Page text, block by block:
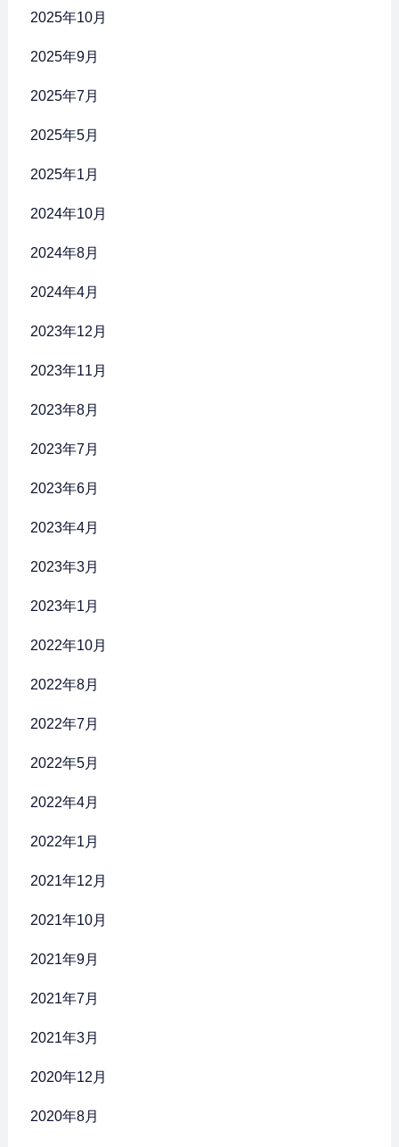
2025年10月
2025年9月
2025年7月
2025年5月
2025年1月
2024年10月
2024年8月
2024年4月
2023年12月
2023年11月
2023年8月
2023年7月
2023年6月
2023年4月
2023年3月
2023年1月
2022年10月
2022年8月
2022年7月
2022年5月
2022年4月
2022年1月
2021年12月
2021年10月
2021年9月
2021年7月
2021年3月
2020年12月
2020年8月